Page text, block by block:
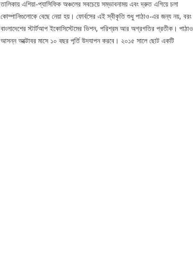
তালিকায় এশিয়া-প্যাসিফিক অঞ্চলের সবচেয়ে সম্ভাবনাময় এবং দ্রুত এগিয়ে চলা
কোম্পানিগুলোকে বেছে নেয়া হয়। ফোর্বসের এই স্বীকৃতি শুধু পাঠাও-এর জন্য নয়, বরং
বাংলাদেশের স্টার্টআপ ইকোসিস্টেমের ভিশন, পরিশ্রম আর অগ্রগতির প্রতীক। পাঠাও
আসন্ন অক্টোবর মাসে ১০ বছর পূর্তি উদযাপন করবে। ২০১৫ সালে ছোট একটি